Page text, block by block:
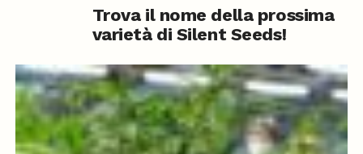
Trova il nome della prossima
varietà di Silent Seeds!